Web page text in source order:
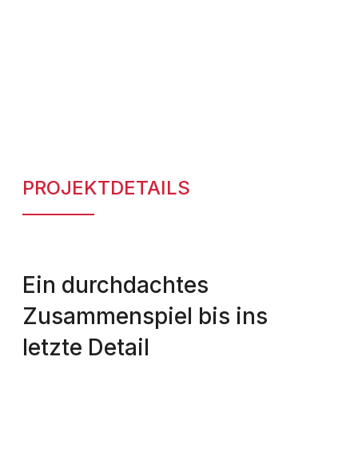
PROJEKTDETAILS
Ein durchdachtes
Zusammenspiel bis ins
letzte Detail